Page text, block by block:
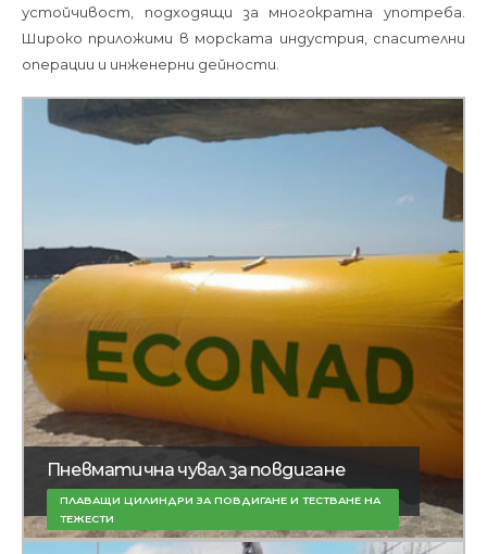
устойчивост, подходящи за многократна употреба.
Широко приложими в морската индустрия, спасителни
операции и инженерни дейности.
Пневматична чувал за повдигане
ПЛАВАЩИ ЦИЛИНДРИ ЗА ПОВДИГАНЕ И ТЕСТВАНЕ НА
ТЕЖЕСТИ